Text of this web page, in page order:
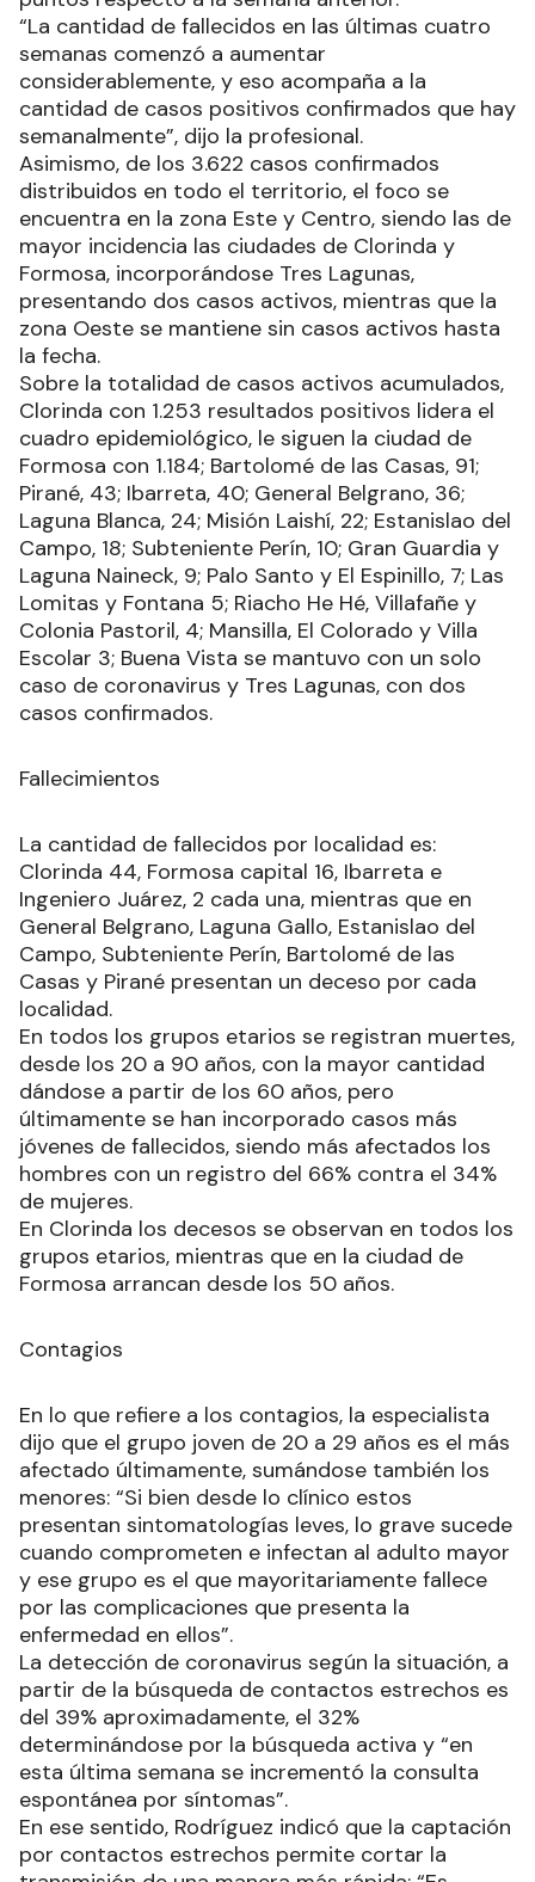
“La cantidad de fallecidos en las últimas cuatro
semanas comenzó a aumentar
considerablemente, y eso acompaña a la
cantidad de casos positivos confirmados que hay
semanalmente”, dijo la profesional.
Asimismo, de los 3.622 casos confirmados
distribuidos en todo el territorio, el foco se
encuentra en la zona Este y Centro, siendo las de
mayor incidencia las ciudades de Clorinda y
Formosa, incorporándose Tres Lagunas,
presentando dos casos activos, mientras que la
zona Oeste se mantiene sin casos activos hasta
la fecha.
Sobre la totalidad de casos activos acumulados,
Clorinda con 1.253 resultados positivos lidera el
cuadro epidemiológico, le siguen la ciudad de
Formosa con 1.184; Bartolomé de las Casas, 91;
Pirané, 43; Ibarreta, 40; General Belgrano, 36;
Laguna Blanca, 24; Misión Laishí, 22; Estanislao del
Campo, 18; Subteniente Perín, 10; Gran Guardia y
Laguna Naineck, 9; Palo Santo y El Espinillo, 7; Las
Lomitas y Fontana 5; Riacho He Hé, Villafañe y
Colonia Pastoril, 4; Mansilla, El Colorado y Villa
Escolar 3; Buena Vista se mantuvo con un solo
caso de coronavirus y Tres Lagunas, con dos
casos confirmados.
Fallecimientos
La cantidad de fallecidos por localidad es:
Clorinda 44, Formosa capital 16, Ibarreta e
Ingeniero Juárez, 2 cada una, mientras que en
General Belgrano, Laguna Gallo, Estanislao del
Campo, Subteniente Perín, Bartolomé de las
Casas y Pirané presentan un deceso por cada
localidad.
En todos los grupos etarios se registran muertes,
desde los 20 a 90 años, con la mayor cantidad
dándose a partir de los 60 años, pero
últimamente se han incorporado casos más
jóvenes de fallecidos, siendo más afectados los
hombres con un registro del 66% contra el 34%
de mujeres.
En Clorinda los decesos se observan en todos los
grupos etarios, mientras que en la ciudad de
Formosa arrancan desde los 50 años.
Contagios
En lo que refiere a los contagios, la especialista
dijo que el grupo joven de 20 a 29 años es el más
afectado últimamente, sumándose también los
menores: “Si bien desde lo clínico estos
presentan sintomatologías leves, lo grave sucede
cuando comprometen e infectan al adulto mayor
y ese grupo es el que mayoritariamente fallece
por las complicaciones que presenta la
enfermedad en ellos”.
La detección de coronavirus según la situación, a
partir de la búsqueda de contactos estrechos es
del 39% aproximadamente, el 32%
determinándose por la búsqueda activa y “en
esta última semana se incrementó la consulta
espontánea por síntomas”.
En ese sentido, Rodríguez indicó que la captación
por contactos estrechos permite cortar la